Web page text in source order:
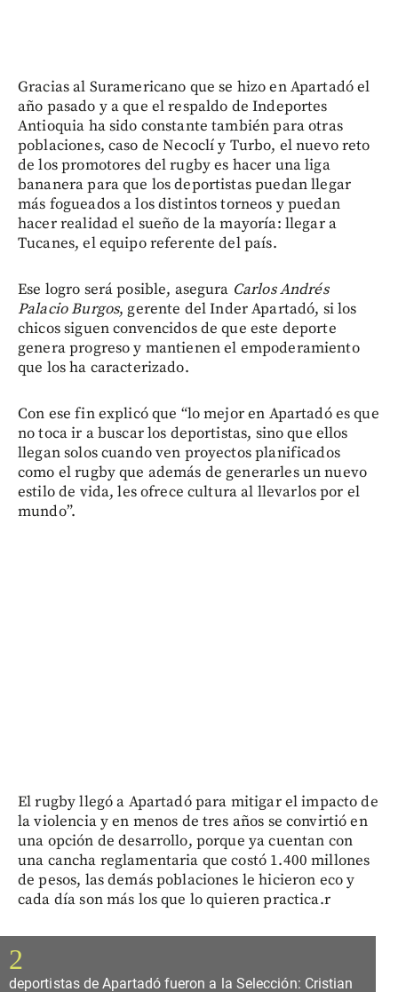
Gracias al Suramericano que se hizo en Apartadó el
año pasado y a que el respaldo de Indeportes
Antioquia ha sido constante también para otras
poblaciones, caso de Necoclí y Turbo, el nuevo reto
de los promotores del rugby es hacer una liga
bananera para que los deportistas puedan llegar
más fogueados a los distintos torneos y puedan
hacer realidad el sueño de la mayoría: llegar a
Tucanes, el equipo referente del país.
Ese logro será posible, asegura Carlos Andrés
Palacio Burgos, gerente del Inder Apartadó, si los
chicos siguen convencidos de que este deporte
genera progreso y mantienen el empoderamiento
que los ha caracterizado.
Con ese fin explicó que “lo mejor en Apartadó es que
no toca ir a buscar los deportistas, sino que ellos
llegan solos cuando ven proyectos planificados
como el rugby que además de generarles un nuevo
estilo de vida, les ofrece cultura al llevarlos por el
mundo”.
El rugby llegó a Apartadó para mitigar el impacto de
la violencia y en menos de tres años se convirtió en
una opción de desarrollo, porque ya cuentan con
una cancha reglamentaria que costó 1.400 millones
de pesos, las demás poblaciones le hicieron eco y
cada día son más los que lo quieren practica.r
2
deportistas de Apartadó fueron a la Selección: Cristian